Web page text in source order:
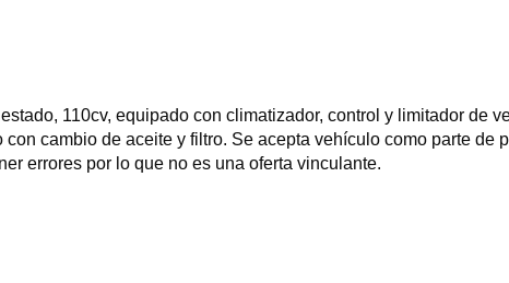
110cv, equipado con climatizador, control y limitador de
cambio de aceite y filtro. Se acepta vehículo como parte
errores por lo que no es una oferta vinculante.